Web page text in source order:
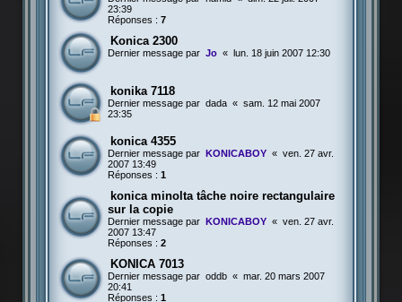
23:39
Réponses : 7
Konica 2300
Dernier message par Jo « lun. 18 juin 2007 12:30
konika 7118
Dernier message par dada « sam. 12 mai 2007
23:35
konica 4355
Dernier message par KONICABOY « ven. 27 avr.
2007 13:49
Réponses : 1
konica minolta tâche noire rectangulaire
sur la copie
Dernier message par KONICABOY « ven. 27 avr.
2007 13:47
Réponses : 2
KONICA 7013
Dernier message par oddb « mar. 20 mars 2007
20:41
Réponses : 1